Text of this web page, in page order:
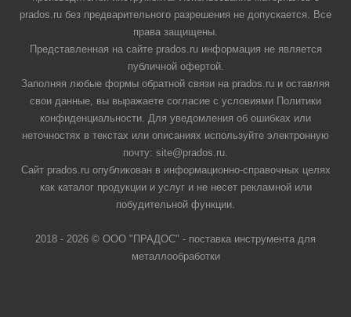
prados.ru без предварительного разрешения не допускается. Все
права защищены.
Представленная на сайте prados.ru информация не является
публичной офертой.
Заполняя любые формы обратной связи на prados.ru и оставляя
свои данные, вы выражаете согласие с условиями Политики
конфиденциальности. Для уведомления об ошибках или
неточностях в текстах или описаниях используйте электронную
почту: site@prados.ru.
Сайт prados.ru опубликован в информационно-справочных целях
как каталог продукции и услуг и не несет рекламной или
побудительной функции.
2018 - 2026 © ООО "ПРАДОС" - поставка инструмента для
металлообработки